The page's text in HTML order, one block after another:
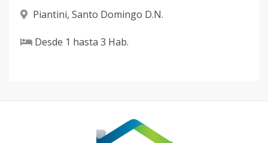
Piantini, Santo Domingo D.N.
Desde 1 hasta 3 Hab.